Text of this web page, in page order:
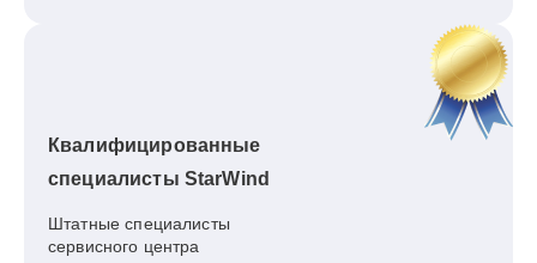
Квалифицированные
специалисты StarWind
Штатные специалисты
сервисного центра